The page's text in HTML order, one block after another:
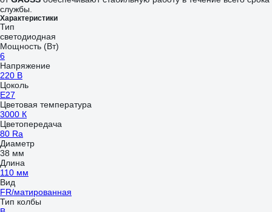
службы.
Характеристики
Тип
светодиодная
Мощность (Вт)
6
Напряжение
220 В
Цоколь
E27
Цветовая температура
3000 К
Цветопередача
80 Ra
Диаметр
38 мм
Длина
110 мм
Вид
FR/матированная
Тип колбы